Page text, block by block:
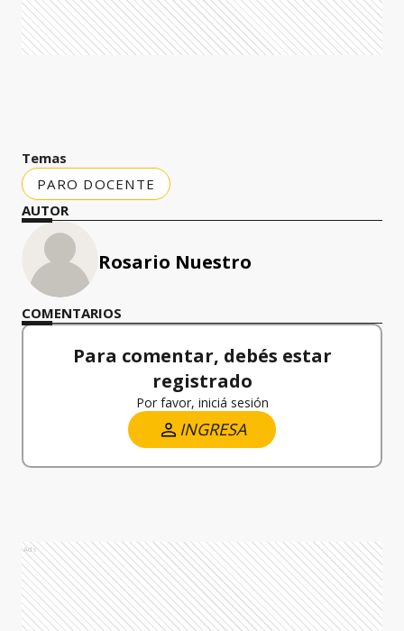
Temas
PARO DOCENTE
AUTOR
Rosario Nuestro
COMENTARIOS
Para comentar, debés estar
registrado
Por favor, iniciá sesión
INGRESA
Ads